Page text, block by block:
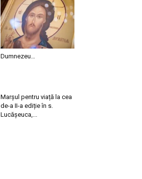
Dumnezeu…
Marșul pentru viață la cea
de-a II-a ediție în s.
Lucășeuca,...